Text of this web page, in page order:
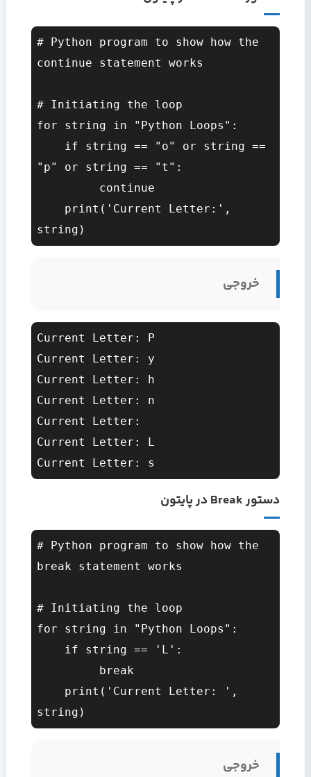
# Python program to show how the
continue statement works
# Initiating the loop
for string in "Python Loops":
"p" or string == "t":
خروجی
Current Letter: P
Current Letter: y
Current Letter: h
Current Letter: n
Current Letter:
Current Letter: L
دستور Break در پایتون
# Python program to show how the
break statement works
# Initiating the loop
for string in "Python Loops":
خروجی